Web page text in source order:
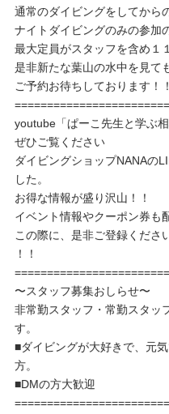
通常のダイビングをしてから
ナイトダイビングのみの参加
最大定員がスタッフを含め１
是非新たな葉山の水中を見て
ご予約お待ちしております！！
youtube「ぱーこ先生と学ぶ
ぜひご覧ください
ダイビングショップNANAの
した。
お得な情報が盛り沢山！！
イベント情報やクーポン券も
この際に、是非ご登録くださ
！！
〜スタッフ募集おしらせ〜
非常勤スタッフ・常勤スタッ
す。
■ダイビングが大好きで、元
方。
■DMの方大歓迎